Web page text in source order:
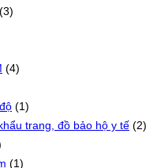
(3)
(4)
(1)
trang, đồ bảo hộ y tế (2)
(1)